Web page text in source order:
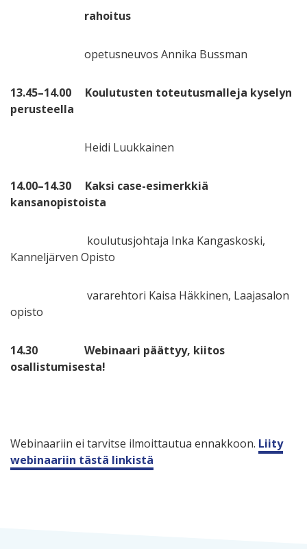
rahoitus
opetusneuvos Annika Bussman
13.45–14.00 Koulutusten toteutusmalleja kyselyn
perusteella
Heidi Luukkainen
14.00–14.30 Kaksi case-esimerkkiä
kansanopistoista
koulutusjohtaja Inka Kangaskoski,
Kanneljärven Opisto
vararehtori Kaisa Häkkinen, Laajasalon
opisto
14.30 Webinaari päättyy, kiitos
osallistumisesta!
Webinaariin ei tarvitse ilmoittautua ennakkoon. Liity
webinaariin tästä linkistä